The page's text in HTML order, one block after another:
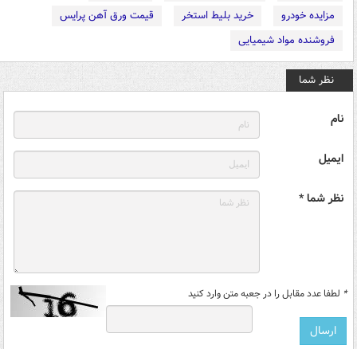
مزایده خودرو
خرید بلیط استخر
قیمت ورق آهن پرایس
فروشنده مواد شیمیایی
نظر شما
نام
ایمیل
نظر شما *
* لطفا عدد مقابل را در جعبه متن وارد کنید